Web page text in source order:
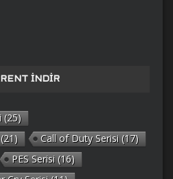
İNDIR
(25)
(21) Call of Duty Serisi (17)
PES Serisi (16)